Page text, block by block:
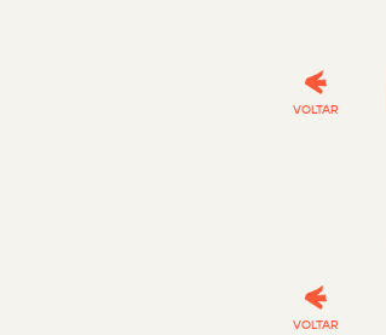
VOLTAR
VOLTAR